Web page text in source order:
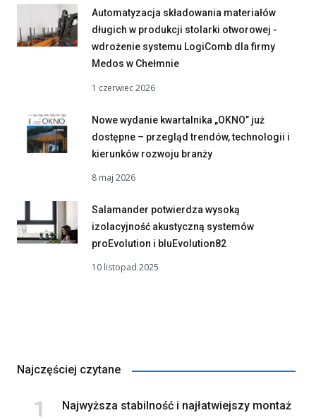
Automatyzacja składowania materiałów
długich w produkcji stolarki otworowej -
wdrożenie systemu LogiComb dla firmy
Medos w Chełmnie
1 czerwiec 2026
Nowe wydanie kwartalnika „OKNO” już
dostępne – przegląd trendów, technologii i
kierunków rozwoju branży
8 maj 2026
Salamander potwierdza wysoką
izolacyjność akustyczną systemów
proEvolution i bluEvolution82
10 listopad 2025
Najczęściej czytane
Najwyższa stabilność i najłatwiejszy montaż